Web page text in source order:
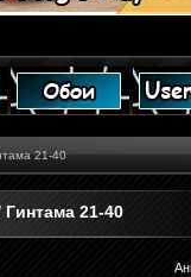
21-40
Гинтама 21-40